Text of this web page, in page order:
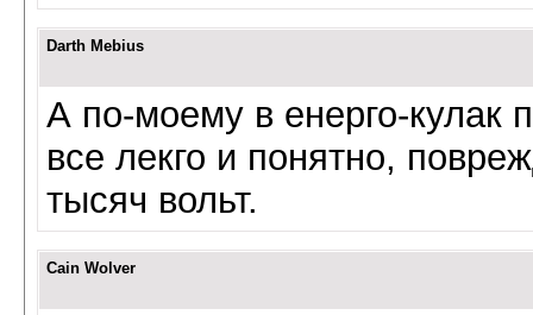
Darth Mebius
А по-моему в енерго-кулак
все лекго и понятно,
тысяч вольт.
Cain Wolver